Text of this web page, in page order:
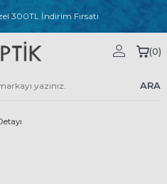
300TL İndirim Fırsatı
ARA
(0)